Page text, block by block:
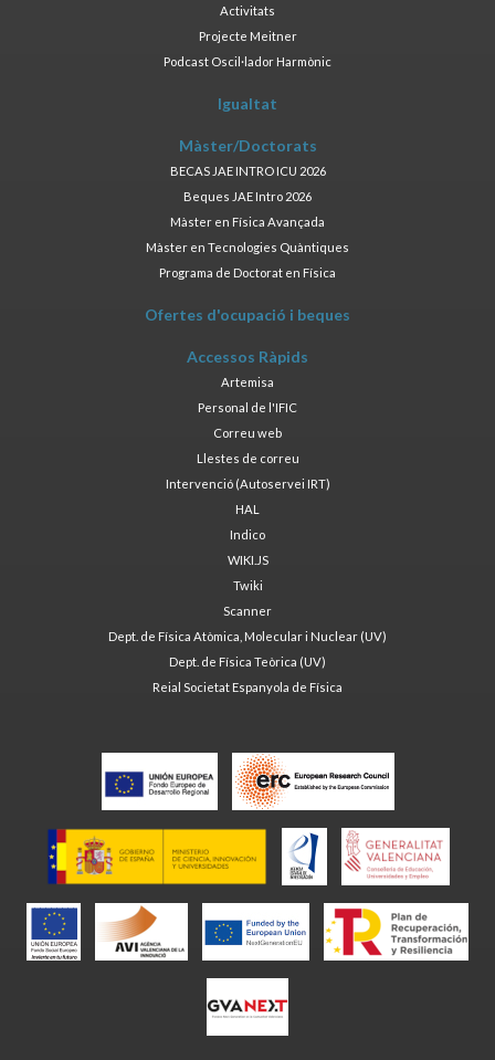
Activitats
Projecte Meitner
Podcast Oscil·lador Harmònic
Igualtat
Màster/Doctorats
BECAS JAE INTRO ICU 2026
Beques JAE Intro 2026
Màster en Física Avançada
Màster en Tecnologies Quàntiques
Programa de Doctorat en Física
Ofertes d'ocupació i beques
Accessos Ràpids
Artemisa
Personal de l'IFIC
Correu web
Llestes de correu
Intervenció (Autoservei IRT)
HAL
Indico
WIKI.JS
Twiki
Scanner
Dept. de Física Atòmica, Molecular i Nuclear (UV)
Dept. de Física Teòrica (UV)
Reial Societat Espanyola de Física